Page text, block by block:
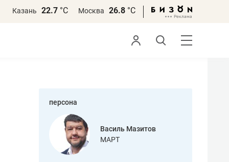
Казань 22.7 °С Москва 26.8 °С
персона
Василь Мазитов
МАРТ